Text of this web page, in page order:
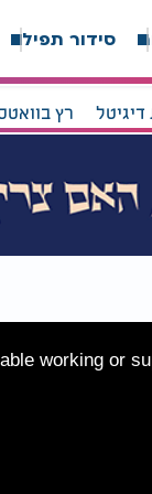
סידור תפילה
רץ
working or